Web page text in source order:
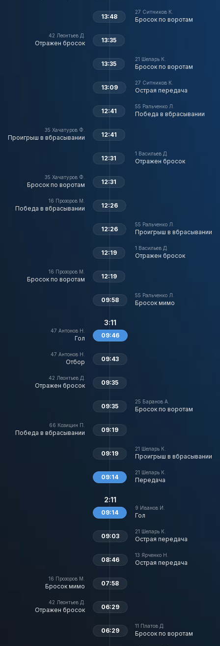
27 Ситников К.
Бросок по воротам
13:48
42 Леонтьев Д.
Отражен бросок 13:35
21 Шеларь К.
Бросок по воротам
13:35
27 Ситников К.
Острая передача
13:09
55 Ральченко Л.
Победа в вбрасывании
12:41
35 Хачатуров Ф.
Проигрыш в вбрасывании 12:41
1 Васильев Д.
Отражен бросок
12:31
35 Хачатуров Ф.
Бросок по воротам 12:31
16 Прозоров М.
Победа в вбрасывании 12:26
55 Ральченко Л.
Проигрыш в вбрасывании
12:26
1 Васильев Д.
Отражен бросок
12:19
16 Прозоров М.
Бросок по воротам 12:19
55 Ральченко Л.
Бросок мимо
09:58
47 Антонов Н.
Гол
3:11
09:46
47 Антонов Н.
Отбор 09:43
42 Леонтьев Д.
Отражен бросок 09:35
25 Баранов А.
Бросок по воротам
09:35
66 Козицин П.
Победа в вбрасывании 09:19
21 Шеларь К.
Проигрыш в вбрасывании
09:19
21 Шеларь К.
Передача
09:14
9 Иванов И.
Гол
2:11
09:14
21 Шеларь К.
Острая передача
09:03
13 Ярченко Н.
Острая передача
08:46
16 Прозоров М.
Бросок мимо 07:58
42 Леонтьев Д.
Отражен бросок 06:29
11 Платов Д.
Бросок по воротам
06:29